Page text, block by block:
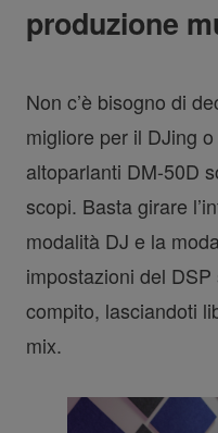
produzione
Non c’è bisogno di
migliore per il DJing
altoparlanti DM-50D
scopi. Basta girare
modalità DJ e la
impostazioni del
compito, lasciandoti
mix.